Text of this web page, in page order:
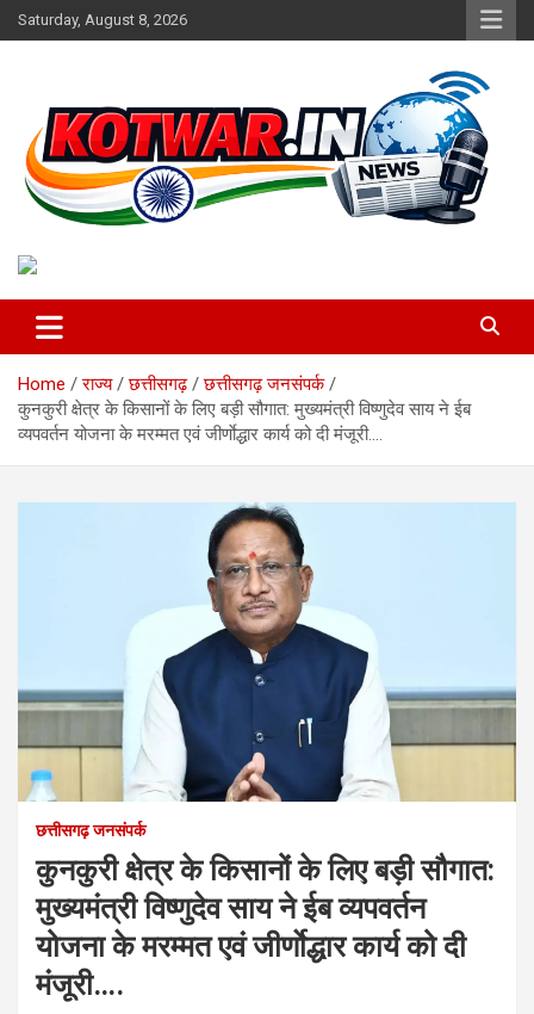
Skip
to
Saturday, August 8, 2026
kotwar.in
Home राज्य छत्तीसगढ़
छत्तीसगढ़ जनसंपर्क
कुनकुरी क्षेत्र के किसानों के लिए बड़ी सौगात: मुख्यमंत्री विष्णुदेव साय ने ईब
व्यपवर्तन योजना के मरम्मत एवं जीर्णाेद्धार कार्य को दी मंजूरी….
छत्तीसगढ़ जनसंपर्क
कुनकुरी क्षेत्र के किसानों के लिए बड़ी सौगात:
मुख्यमंत्री विष्णुदेव साय ने ईब व्यपवर्तन
योजना के मरम्मत एवं जीर्णाेद्धार कार्य को दी
मंजूरी….